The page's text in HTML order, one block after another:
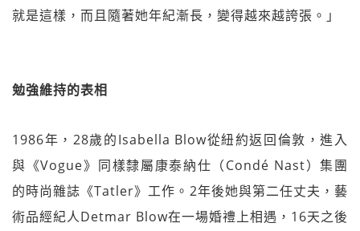
就是這樣，而且隨著她年紀漸長，變得越來越誇張。」
勉強維持的表相
1986年，28歲的Isabella Blow從紐約返回倫敦，進入
與《Vogue》同樣隸屬康泰納仕（Condé Nast）集團
的時尚雜誌《Tatler》工作。2年後她與第二任丈夫，藝
術品經紀人Detmar Blow在一場婚禮上相遇，16天之後